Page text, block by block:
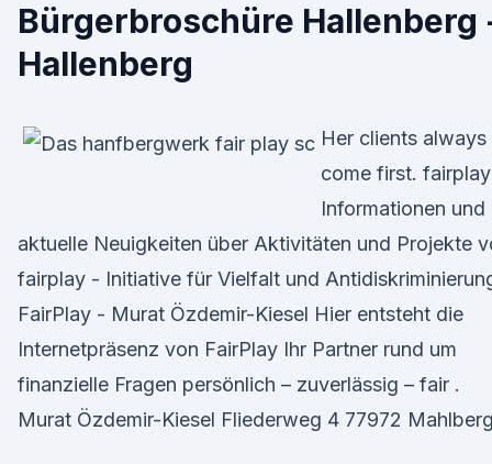
Bürgerbroschüre Hallenberg
Hallenberg
Her clients always
come first. fairplay
Informationen und
aktuelle Neuigkeiten über Aktivitäten und Projekte
fairplay - Initiative für Vielfalt und
FairPlay - Murat Özdemir-Kiesel Hier entsteht die
Internetpräsenz von FairPlay Ihr Partner rund um
finanzielle Fragen persönlich – zuverlässig – fair .
Murat Özdemir-Kiesel Fliederweg 4 77972